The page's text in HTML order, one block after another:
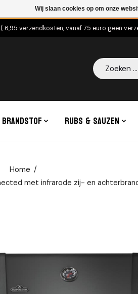
verzendkosten, vanaf 75 euro geen
Zoeken
Brandstof Rubs & Sauzen
Home /
met infrarode zij- en
Wij slaan cookies op om onze